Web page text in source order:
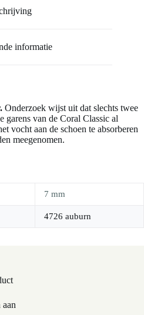
informatie
Onderzoek wijst uit dat slechts twee
garens van de Coral Classic al
vocht aan de schoen te absorberen
meegenomen.
7 mm
4726 auburn